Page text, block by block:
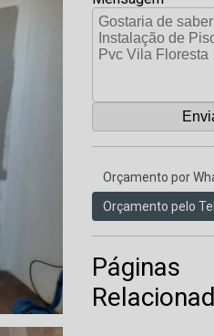
Orçamento por
Orçamento pelo
Páginas